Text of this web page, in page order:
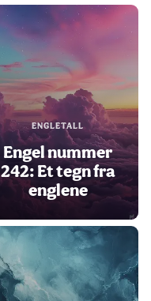
ENGLETALL
Engel nummer
242: Et tegn fra
englene